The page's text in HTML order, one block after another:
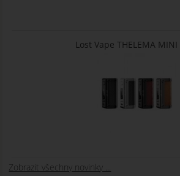
Lost Vape THELEMA
Zobrazit všechny novinky ...